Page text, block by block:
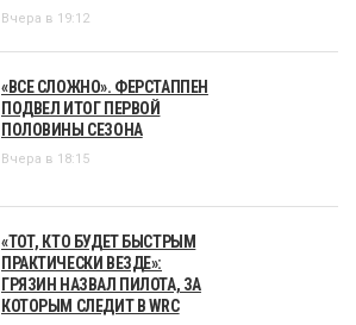
Вчера в 19:12
«ВСЕ СЛОЖНО». ФЕРСТАППЕН
ПОДВЕЛ ИТОГ ПЕРВОЙ
ПОЛОВИНЫ СЕЗОНА
Вчера в 18:15
«ТОТ, КТО БУДЕТ БЫСТРЫМ
ПРАКТИЧЕСКИ ВЕЗДЕ»:
ГРЯЗИН НАЗВАЛ ПИЛОТА, ЗА
КОТОРЫМ СЛЕДИТ В WRC